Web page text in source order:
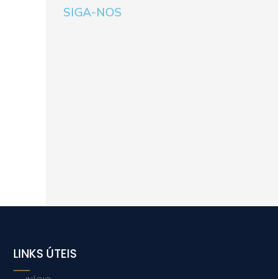
SIGA-NOS
LINKS ÚTEIS